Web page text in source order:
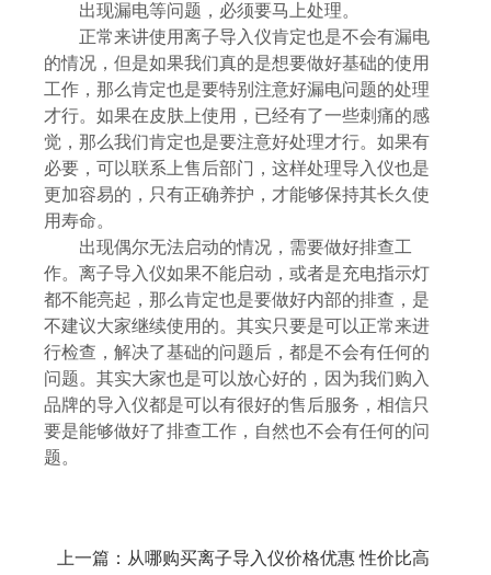
出现漏电等问题，必须要马上处理。
正常来讲使用离子导入仪肯定也是不会有漏电
的情况，但是如果我们真的是想要做好基础的使用
工作，那么肯定也是要特别注意好漏电问题的处理
才行。如果在皮肤上使用，已经有了一些刺痛的感
觉，那么我们肯定也是要注意好处理才行。如果有
必要，可以联系上售后部门，这样处理导入仪也是
更加容易的，只有正确养护，才能够保持其长久使
用寿命。
出现偶尔无法启动的情况，需要做好排查工
作。离子导入仪如果不能启动，或者是充电指示灯
都不能亮起，那么肯定也是要做好内部的排查，是
不建议大家继续使用的。其实只要是可以正常来进
行检查，解决了基础的问题后，都是不会有任何的
问题。其实大家也是可以放心好的，因为我们购入
品牌的导入仪都是可以有很好的售后服务，相信只
要是能够做好了排查工作，自然也不会有任何的问
题。
上一篇： 从哪购买离子导入仪价格优惠 性价比高